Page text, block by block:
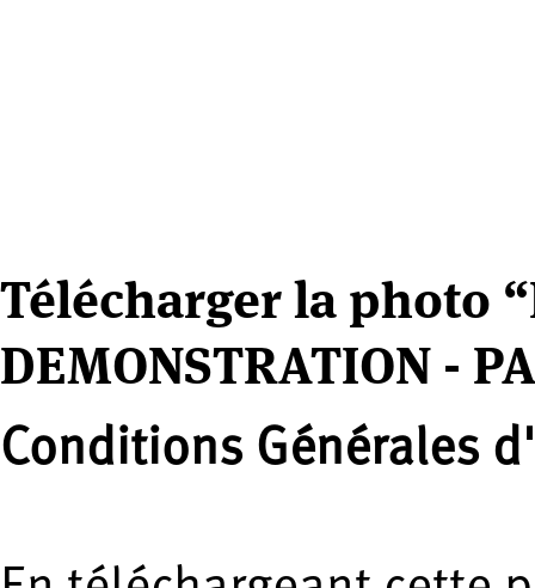
Télécharger la photo
DEMONSTRATION -
Conditions Générales